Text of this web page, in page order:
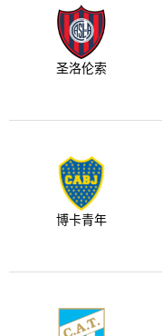
圣洛伦索
博卡青年